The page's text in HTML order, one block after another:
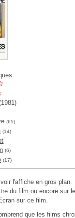
(65)
(14)
(6)
(17)
l'affiche en gros plan.
du film ou encore sur
sur ce film.
que les films